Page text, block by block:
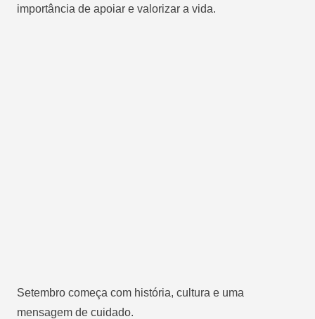
importância de apoiar e valorizar a vida.
Setembro começa com história, cultura e uma
mensagem de cuidado.